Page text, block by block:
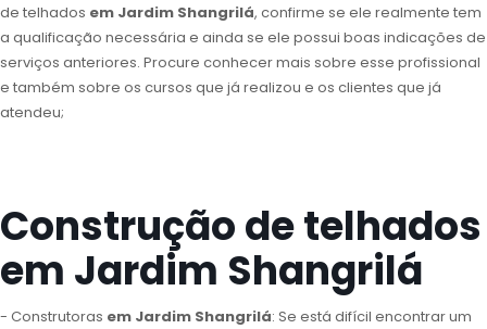
de telhados em Jardim Shangrilá, confirme se ele realmente tem
a qualificação necessária e ainda se ele possui boas indicações de
serviços anteriores. Procure conhecer mais sobre esse profissional
e também sobre os cursos que já realizou e os clientes que já
atendeu;
Construção de telhados
em Jardim Shangrilá
- Construtoras em Jardim Shangrilá: Se está difícil encontrar um